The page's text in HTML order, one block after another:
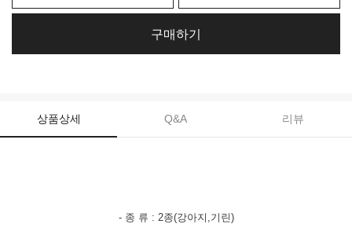
구매하기
상품상세 Q&A 리뷰
- 종 류 : 2종(강아지,기린)